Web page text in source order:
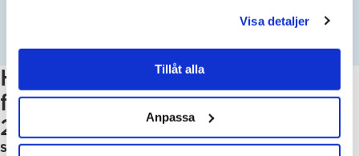
Visa detaljer
Tillåt alla
Anpassa
Hur har Städbranschindex
förändrats senaste året Q1-
2025 – Q1-2026
Städbranschindex är reaktivt i tiden, baserat på stora SCB-